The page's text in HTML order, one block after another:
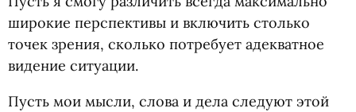
широкие перспективы и включить столько
точек зрения, сколько потребует адекватное
видение ситуации.
Пусть мои мысли, слова и дела следуют этой